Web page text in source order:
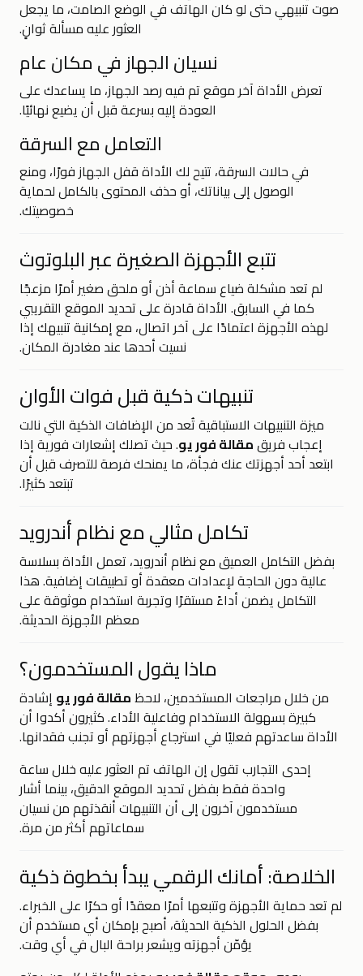
صوت تنبيهي حتى لو كان الهاتف في الوضع الصامت، ما يجعل
العثور عليه مسألة ثوانٍ.
نسيان الجهاز في مكان عام
تعرض الأداة آخر موقع تم فيه رصد الجهاز، ما يساعدك على
العودة إليه بسرعة قبل أن يضيع نهائيًا.
التعامل مع السرقة
في حالات السرقة، تتيح لك الأداة قفل الجهاز فورًا، ومنع
الوصول إلى بياناتك، أو حذف المحتوى بالكامل لحماية
خصوصيتك.
تتبع الأجهزة الصغيرة عبر البلوتوث
لم تعد مشكلة ضياع سماعة أذن أو ملحق صغير أمرًا مزعجًا
كما في السابق. الأداة قادرة على تحديد الموقع التقريبي
لهذه الأجهزة اعتمادًا على آخر اتصال، مع إمكانية تنبيهك إذا
نسيت أحدها عند مغادرة المكان.
تنبيهات ذكية قبل فوات الأوان
ميزة التنبيهات الاستباقية تُعد من الإضافات الذكية التي نالت
إعجاب فريقمقالة فور يو. حيث تصلك إشعارات فورية إذا
ابتعد أحد أجهزتك عنك فجأة، ما يمنحك فرصة للتصرف قبل أن
تبتعد كثيرًا.
تكامل مثالي مع نظام أندرويد
بفضل التكامل العميق مع نظام أندرويد، تعمل الأداة بسلاسة
عالية دون الحاجة لإعدادات معقدة أو تطبيقات إضافية. هذا
التكامل يضمن أداءً مستقرًا وتجربة استخدام موثوقة على
معظم الأجهزة الحديثة.
ماذا يقول المستخدمون؟
من خلال مراجعات المستخدمين، لاحظمقالة فور يو إشادة
كبيرة بسهولة الاستخدام وفاعلية الأداء. كثيرون أكدوا أن
الأداة ساعدتهم فعليًا في استرجاع أجهزتهم أو تجنب فقدانها.
إحدى التجارب تقول إن الهاتف تم العثور عليه خلال ساعة
واحدة فقط بفضل تحديد الموقع الدقيق، بينما أشار
مستخدمون آخرون إلى أن التنبيهات أنقذتهم من نسيان
سماعاتهم أكثر من مرة.
الخلاصة: أمانك الرقمي يبدأ بخطوة ذكية
لم تعد حماية الأجهزة وتتبعها أمرًا معقدًا أو حكرًا على الخبراء.
بفضل الحلول الذكية الحديثة، أصبح بإمكان أي مستخدم أن
يؤمّن أجهزته ويشعر براحة البال في أي وقت.